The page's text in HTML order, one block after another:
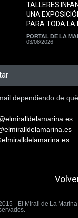
TALLERES
UNA
PARA TODA LA
PORTAL DE LA
03/08/2026
dependiendo de
- El Mirall de La